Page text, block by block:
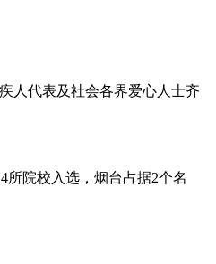
人代表及社会各界爱心人士齐
院校入选，烟台占据2个名